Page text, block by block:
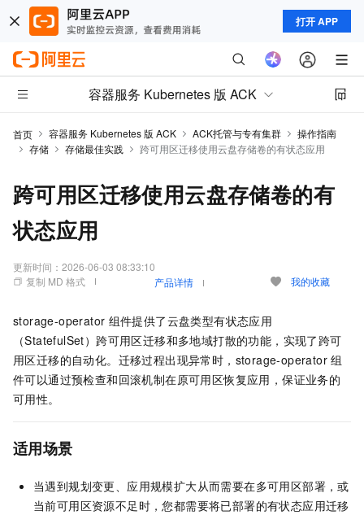
打开 APP
容器服务 Kubernetes 版 ACK
首页 容器服务 Kubernetes 版 ACK ACK托管与专有集群
操作指南
存储
存储最佳实践 跨可用区迁移使用云盘存储卷的有状态应用
跨可用区迁移使用云盘存储卷的有
状态应用
更新时间： 2026-06-03 08:33:10
复制 MD 格式
产品详情 我的收藏
storage-operator 组件提供了云盘类型有状态应用
（StatefulSet）跨可用区迁移和多地域打散的功能，实现了跨可
用区迁移的自动化。迁移过程出现异常时，storage-operator 组
件可以通过预检查和回滚机制在原可用区恢复应用，保证业务的
可用性。
适用场景
当遇到规划变更、应用规模扩大从而需要在多可用区部署，或
当前可用区资源不足时，您都需要将已部署的有状态应用迁移